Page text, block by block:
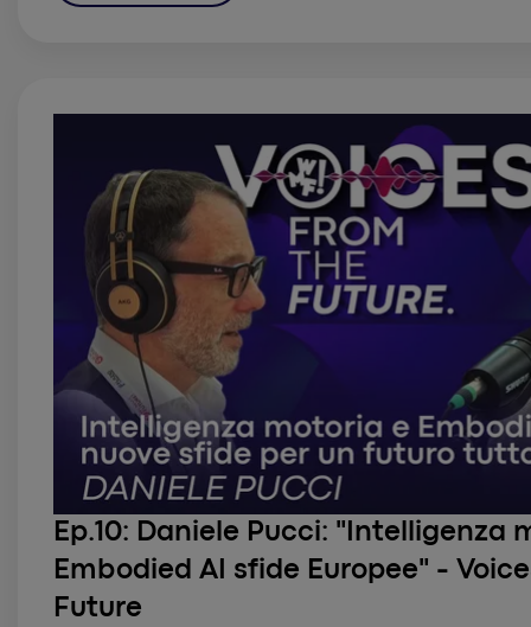
Ep.10: Daniele Pucci: "Intelligenza
Embodied AI sfide Europee" -
Future